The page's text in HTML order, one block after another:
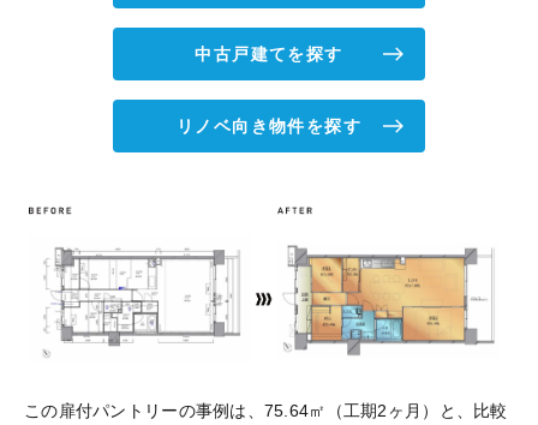
中古戸建てを探す
リノベ向き物件を探す
この扉付パントリーの事例は、75.64㎡（工期2ヶ月）と、比較